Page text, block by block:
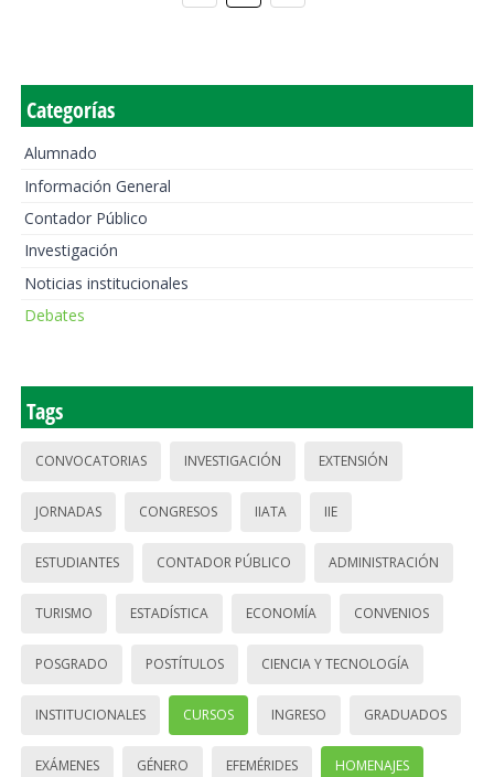
Categorías
Alumnado
Información General
Contador Público
Investigación
Noticias institucionales
Debates
Tags
CONVOCATORIAS INVESTIGACIÓN EXTENSIÓN
JORNADAS CONGRESOS IIATA IIE
ESTUDIANTES CONTADOR PÚBLICO ADMINISTRACIÓN
TURISMO ESTADÍSTICA ECONOMÍA CONVENIOS
POSGRADO POSTÍTULOS CIENCIA Y TECNOLOGÍA
INSTITUCIONALES CURSOS INGRESO GRADUADOS
EXÁMENES GÉNERO EFEMÉRIDES HOMENAJES